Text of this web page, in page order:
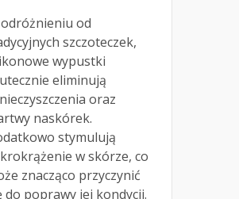
od
szczoteczek,
wypustki
eliminują
oraz
naskórek.
stymulują
w skórze, co
znacząco przyczynić
do poprawy jej kondycji.